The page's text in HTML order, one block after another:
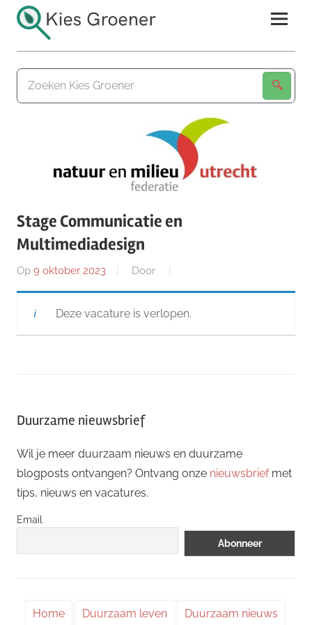
naar
inhoudKies
Groener
Stage Communicatie en
Multimediadesign
Op 9 oktober 2023 Door
Deze vacature is verlopen.
Duurzame nieuwsbrief
Wil je meer duurzaam nieuws en duurzame
blogposts ontvangen? Ontvang onze nieuwsbriefmet
tips, nieuws en vacatures.
Email
Home Duurzaam leven Duurzaam nieuws